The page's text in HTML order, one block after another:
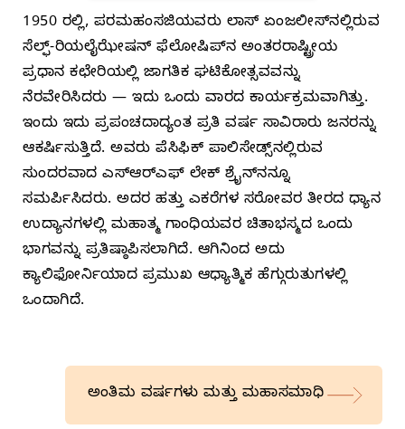
1950 ರಲ್ಲಿ, ಪರಮಹಂಸಜಿಯವರು ಲಾಸ್ ಏಂಜಲೀಸ್‌ನಲ್ಲಿರುವ
ಸೆಲ್ಫ್-ರಿಯಲೈಝೇಷನ್‌ ಫೆಲೋಷಿಪ್‌ನ ಅಂತರರಾಷ್ಟ್ರೀಯ
ಪ್ರಧಾನ ಕಛೇರಿಯಲ್ಲಿ ಜಾಗತಿಕ ಘಟಿಕೋತ್ಸವವನ್ನು
ನೆರವೇರಿಸಿದರು — ಇದು ಒಂದು ವಾರದ ಕಾರ್ಯಕ್ರಮವಾಗಿತ್ತು.
ಇಂದು ಇದು ಪ್ರಪಂಚದಾದ್ಯಂತ ಪ್ರತಿ ವರ್ಷ ಸಾವಿರಾರು ಜನರನ್ನು
ಆಕರ್ಷಿಸುತ್ತಿದೆ. ಅವರು ಪೆಸಿಫಿಕ್ ಪಾಲಿಸೇಡ್ಸ್‌ನಲ್ಲಿರುವ
ಸುಂದರವಾದ ಎಸ್‌ಆರ್‌ಎಫ್ ಲೇಕ್ ಶ್ರೈನ್‌ನನ್ನೂ
ಸಮರ್ಪಿಸಿದರು. ಅದರ ಹತ್ತು ಎಕರೆಗಳ ಸರೋವರ ತೀರದ ಧ್ಯಾನ
ಉದ್ಯಾನಗಳಲ್ಲಿ ಮಹಾತ್ಮ ಗಾಂಧಿಯವರ ಚಿತಾಭಸ್ಮದ ಒಂದು
ಭಾಗವನ್ನು ಪ್ರತಿಷ್ಠಾಪಿಸಲಾಗಿದೆ. ಆಗಿನಿಂದ ಅದು
ಕ್ಯಾಲಿಫೋರ್ನಿಯಾದ ಪ್ರಮುಖ ಆಧ್ಯಾತ್ಮಿಕ ಹೆಗ್ಗುರುತುಗಳಲ್ಲಿ
ಒಂದಾಗಿದೆ.
ಅಂತಿಮ ವರ್ಷಗಳು ಮತ್ತು ಮಹಾಸಮಾಧಿ